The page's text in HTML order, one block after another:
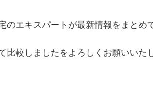
のエキスパートが最新情報をまとめ
較しましたをよろしくお願いいた